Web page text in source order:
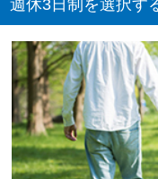
週休3日制を選択す